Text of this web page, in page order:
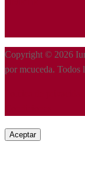
Copyright © 2026
por mcuceda. Todos
Aceptar